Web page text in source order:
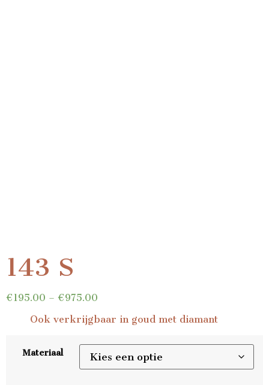
143 S
€195.00 – €975.00
Ook verkrijgbaar in goud met diamant
Materiaal